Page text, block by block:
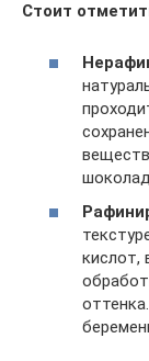
Стоит
кислот,